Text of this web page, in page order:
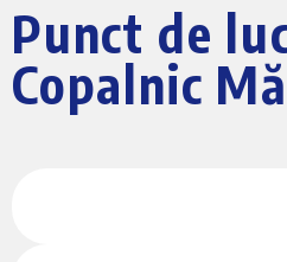
Punct de
Copalnic